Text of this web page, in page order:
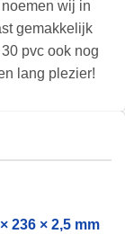
wij in
gemakkelijk
pvc ook nog
lang plezier!
236 × 2,5 mm